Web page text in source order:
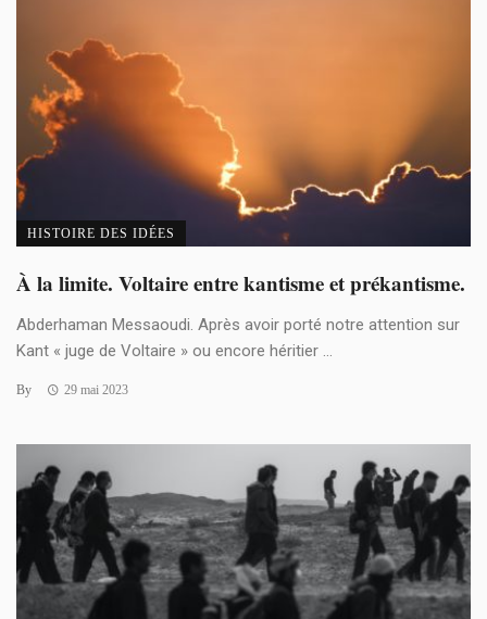
HISTOIRE DES IDÉES
À la limite. Voltaire entre kantisme et prékantisme.
Abderhaman Messaoudi. Après avoir porté notre attention sur
Kant « juge de Voltaire » ou encore héritier ...
By 29 mai 2023